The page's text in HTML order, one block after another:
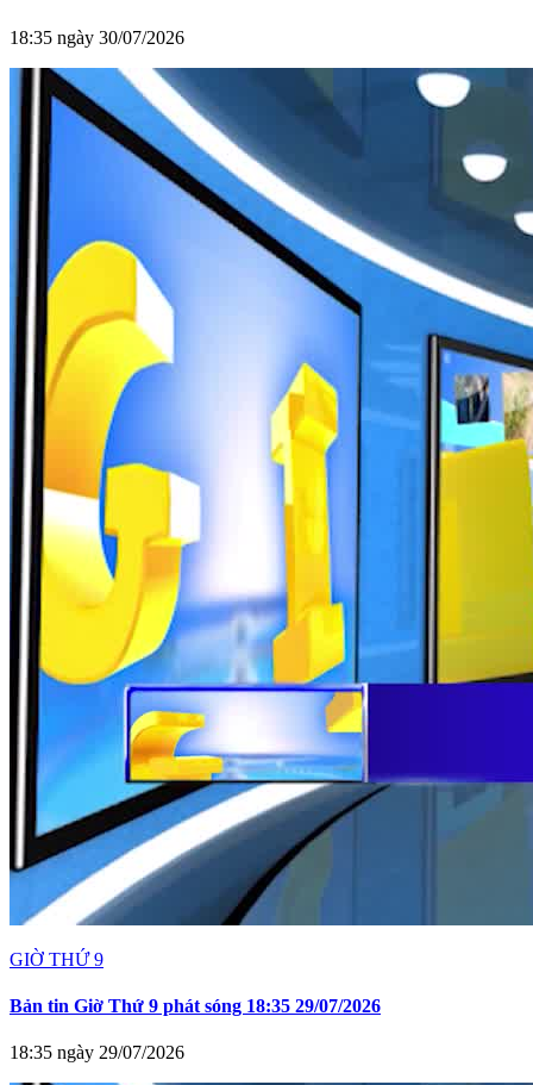
18:35 ngày 30/07/2026
GIỜ THỨ 9
Bản tin Giờ Thứ 9 phát sóng 18:35 29/07/2026
18:35 ngày 29/07/2026